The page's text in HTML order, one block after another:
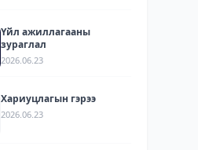
Үйл ажиллагааны
зураглал
2026.06.23
Хариуцлагын гэрээ
2026.06.23